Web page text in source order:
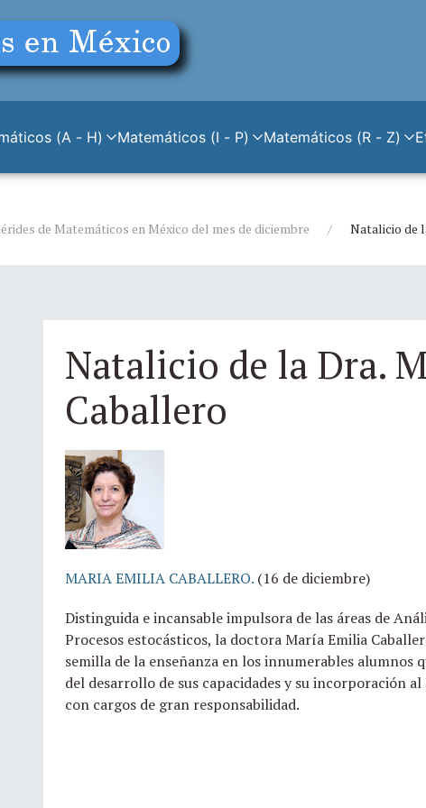
(A - H) Matemáticos (I - P) Matemáticos (R - Z)
de Matemáticos en México del mes de diciembre Natalicio de
Natalicio de la Dra.
Caballero
MARIA EMILIA CABALLERO.(16 de diciembre)
Distinguida e incansable impulsora de las áreas de
Procesos estocásticos, la doctora María Emilia
semilla de la enseñanza en los innumerables
del desarrollo de sus capacidades y su incorporación
con cargos de gran responsabilidad.